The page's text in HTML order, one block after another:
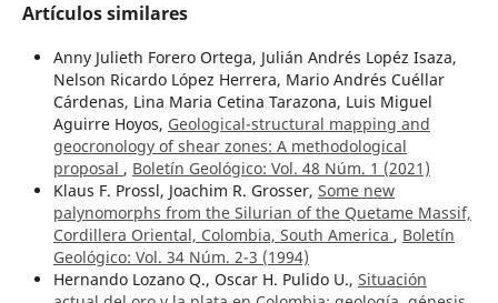
Artículos similares
Anny Julieth Forero Ortega, Julián Andrés Lopéz Isaza,
Nelson Ricardo López Herrera, Mario Andrés Cuéllar
Cárdenas, Lina Maria Cetina Tarazona, Luis Miguel
Aguirre Hoyos, Geological-structural mapping and
geocronology of shear zones: A methodological
proposal , Boletín Geológico: Vol. 48 Núm. 1 (2021)
Klaus F. Prossl, Joachim R. Grosser, Some new
palynomorphs from the Silurian of the Quetame Massif,
Cordillera Oriental, Colombia, South America , Boletín
Geológico: Vol. 34 Núm. 2-3 (1994)
Hernando Lozano Q., Oscar H. Pulido U., Situación